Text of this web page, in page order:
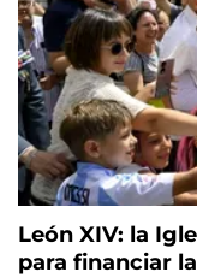
León XIV: la
para financiar